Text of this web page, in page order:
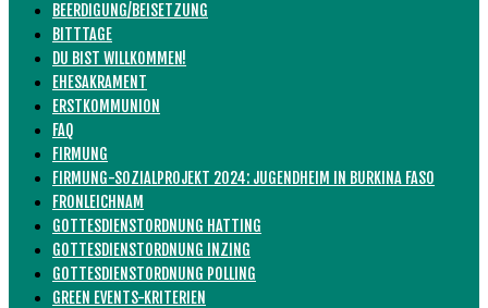
BEERDIGUNG/BEISETZUNG
BITTTAGE
DU BIST WILLKOMMEN!
EHESAKRAMENT
ERSTKOMMUNION
FAQ
FIRMUNG
FIRMUNG-SOZIALPROJEKT 2024: JUGENDHEIM IN BURKINA FASO
FRONLEICHNAM
GOTTESDIENSTORDNUNG HATTING
GOTTESDIENSTORDNUNG INZING
GOTTESDIENSTORDNUNG POLLING
GREEN EVENTS-KRITERIEN